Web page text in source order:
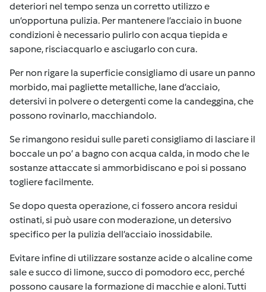
deteriori nel tempo senza un corretto utilizzo e
un’opportuna pulizia. Per mantenere l’acciaio in buone
condizioni è necessario pulirlo con acqua tiepida e
sapone, risciacquarlo e asciugarlo con cura.
Per non rigare la superficie consigliamo di usare un panno
morbido, mai pagliette metalliche, lane d’acciaio,
detersivi in polvere o detergenti come la candeggina, che
possono rovinarlo, macchiandolo.
Se rimangono residui sulle pareti consigliamo di lasciare il
boccale un po’ a bagno con acqua calda, in modo che le
sostanze attaccate si ammorbidiscano e poi si possano
togliere facilmente.
Se dopo questa operazione, ci fossero ancora residui
ostinati, si può usare con moderazione, un detersivo
specifico per la pulizia dell’acciaio inossidabile.
Evitare infine di utilizzare sostanze acide o alcaline come
sale e succo di limone, succo di pomodoro ecc, perché
possono causare la formazione di macchie e aloni. Tutti